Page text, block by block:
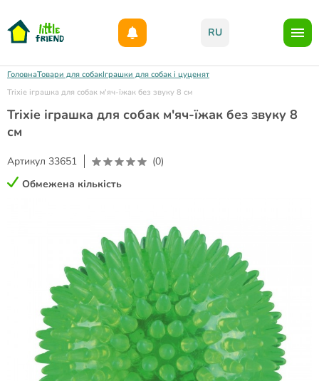
RU
ГоловнаТовари для собакІграшки для собак і цуценят
Trixie іграшка для собак м'яч-їжак без звуку 8 см
Trixie іграшка для собак м'яч-їжак без звуку 8
см
Артикул 33651
(0)
Обмежена кількість